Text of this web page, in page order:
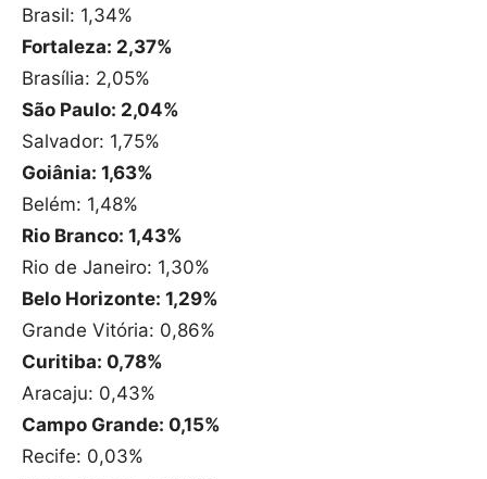
Brasil: 1,34%
Fortaleza: 2,37%
Brasília: 2,05%
São Paulo: 2,04%
Salvador: 1,75%
Goiânia: 1,63%
Belém: 1,48%
Rio Branco: 1,43%
Rio de Janeiro: 1,30%
Belo Horizonte: 1,29%
Grande Vitória: 0,86%
Curitiba: 0,78%
Aracaju: 0,43%
Campo Grande: 0,15%
Recife: 0,03%